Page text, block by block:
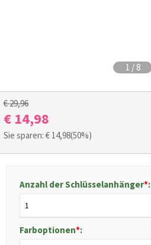
1 / 8
€ 29,96
€ 14,98
Sie sparen: € 14,98(50%)
Anzahl der Schlüsselanhänger*:
1
Farboptionen*: